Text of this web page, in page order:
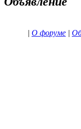
| О форуме |